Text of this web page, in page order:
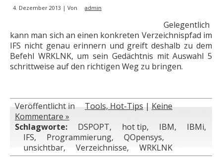
4. Dezember 2013 | Von admin
Gelegentlich
kann man sich an einen konkreten Verzeichnispfad im
IFS nicht genau erinnern und greift deshalb zu dem
Befehl WRKLNK, um sein Gedächtnis mit Auswahl 5
schrittweise auf den richtigen Weg zu bringen.
Veröffentlicht in Tools, Hot-Tips | Keine
Kommentare »
Schlagworte:
DSPOPT, hot tip, IBM, IBMi,
IFS, Programmierung, QOpensys,
unsichtbar, Verzeichnisse, WRKLNK